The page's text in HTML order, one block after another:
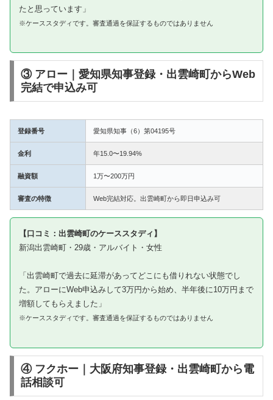
たと思っています」
※ケーススタディです。審査通過を保証するものではありません
③ アロー｜愛知県知事登録・出雲崎町からWeb
完結で申込み可
登録番号 愛知県知事（6）第04195号
金利 年15.0〜19.94%
融資額 1万〜200万円
審査の特徴 Web完結対応。出雲崎町から即日申込み可
【口コミ：出雲崎町のケーススタディ】
新潟出雲崎町・29歳・アルバイト・女性
「出雲崎町で過去に延滞があってどこにも借りれない状態でし
た。アローにWeb申込みして3万円から始め、半年後に10万円まで
増額してもらえました」
※ケーススタディです。審査通過を保証するものではありません
④ フクホー｜大阪府知事登録・出雲崎町から電
話相談可